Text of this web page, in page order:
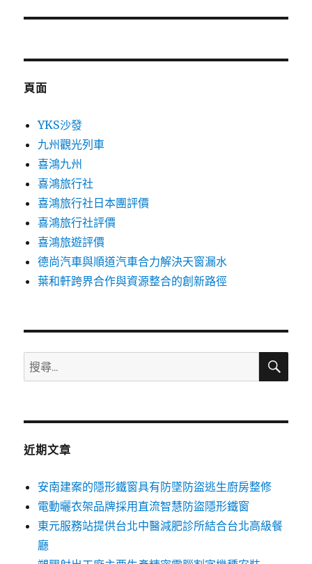
文
頁面
YKS沙發
九州觀光列車
喜鴻九州
喜鴻旅行社
喜鴻旅行社日本團評價
喜鴻旅行社評價
喜鴻旅遊評價
德尚汽車與順道汽車合力解決天窗漏水
葉和軒跨界合作與資源整合的創新路徑
搜
尋
鍵
搜
近期文章
安南建案的隱形鐵窗具有防墜防盜逃生廚房整修
電動曬衣架品牌採用直流智慧防盜隱形鐵窗
東元服務站提供台北中醫減肥診所結合台北高級餐
廳